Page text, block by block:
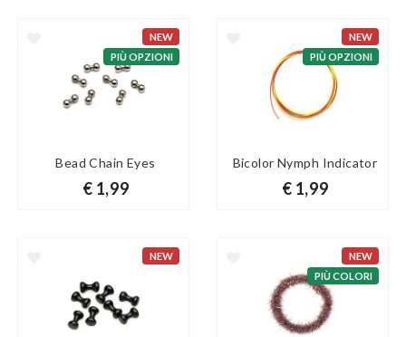
NEW
PIÙ OPZIONI
Bead Chain Eyes
€ 1,99
NEW
PIÙ OPZIONI
Bicolor Nymph Indicator
€ 1,99
NEW
NEW
PIÙ COLORI